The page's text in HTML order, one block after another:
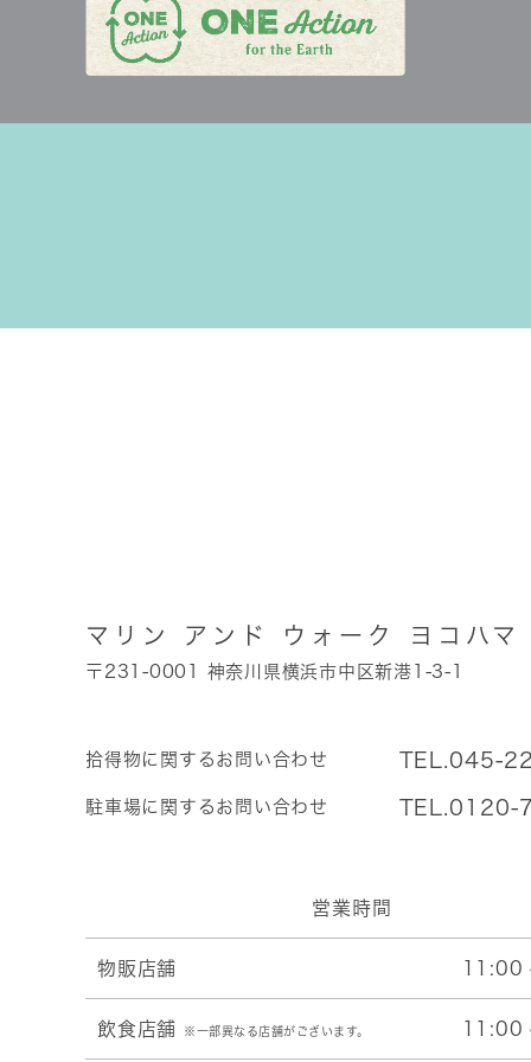
マリン アンド ウォーク ヨコハマ
〒231-0001 神奈川県横浜市中区新港1-3-1
拾得物に関するお問い合わせ TEL.045-
駐車場に関するお問い合わせ TEL.0120-
営業時間
物販店舗 11:00
飲食店舗 ※一部異なる店舗がございます。 11:00